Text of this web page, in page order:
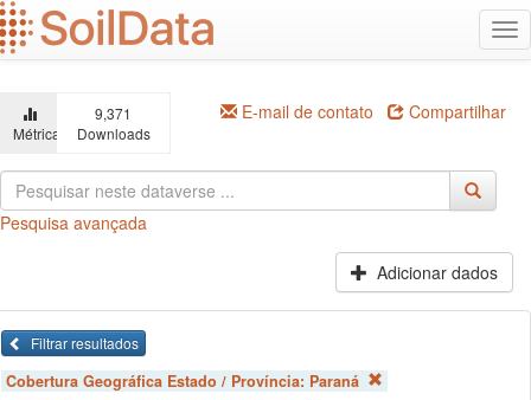
Ir
para
o
principal
Métricas
9,371
Downloads
E-mail de contato Compartilhar
Pesquisa avançada
Adicionar dados
Filtrar resultados
Cobertura Geográfica Estado / Província: Paraná